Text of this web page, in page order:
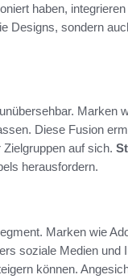
haben,
Designs, sondern
Marken
Diese Fusion
auf sich.
herausfordern.
Marken wie
soziale Medien und
können.